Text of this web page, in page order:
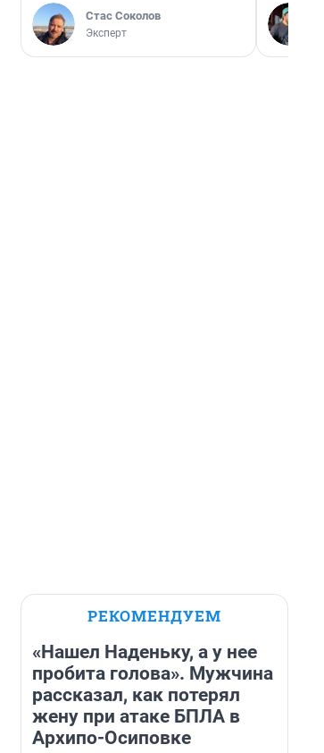
Стас Соколов
Эксперт
РЕКОМЕНДУЕМ
«Нашел Наденьку, а у нее
пробита голова». Мужчина
рассказал, как потерял
жену при атаке БПЛА в
Архипо-Осиповке